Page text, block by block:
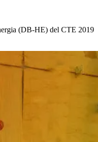
(DB-HE) del CTE 2019